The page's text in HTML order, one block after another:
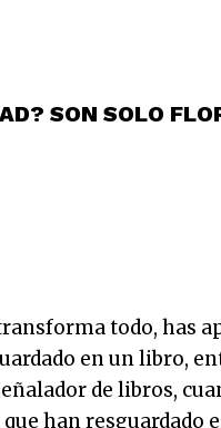
SON SOLO
todo, has
en un libro,
de libros,
han resguardado